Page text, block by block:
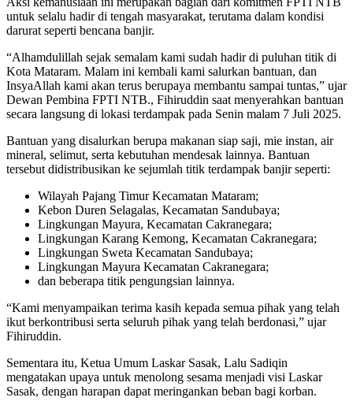
untuk selalu hadir di tengah masyarakat, terutama dalam kondisi
darurat seperti bencana banjir.
“Alhamdulillah sejak semalam kami sudah hadir di puluhan titik di
Kota Mataram. Malam ini kembali kami salurkan bantuan, dan
InsyaAllah kami akan terus berupaya membantu sampai tuntas,” ujar
Dewan Pembina FPTI NTB., Fihiruddin saat menyerahkan bantuan
secara langsung di lokasi terdampak pada Senin malam 7 Juli 2025.
Bantuan yang disalurkan berupa makanan siap saji, mie instan, air
mineral, selimut, serta kebutuhan mendesak lainnya. Bantuan
tersebut didistribusikan ke sejumlah titik terdampak banjir seperti:
Wilayah Pajang Timur Kecamatan Mataram;
Kebon Duren Selagalas, Kecamatan Sandubaya;
Lingkungan Mayura, Kecamatan Cakranegara;
Lingkungan Karang Kemong, Kecamatan Cakranegara;
Lingkungan Sweta Kecamatan Sandubaya;
Lingkungan Mayura Kecamatan Cakranegara;
dan beberapa titik pengungsian lainnya.
“Kami menyampaikan terima kasih kepada semua pihak yang telah
ikut berkontribusi serta seluruh pihak yang telah berdonasi,” ujar
Fihiruddin.
Sementara itu, Ketua Umum Laskar Sasak, Lalu Sadiqin
mengatakan upaya untuk menolong sesama menjadi visi Laskar
Sasak, dengan harapan dapat meringankan beban bagi korban.